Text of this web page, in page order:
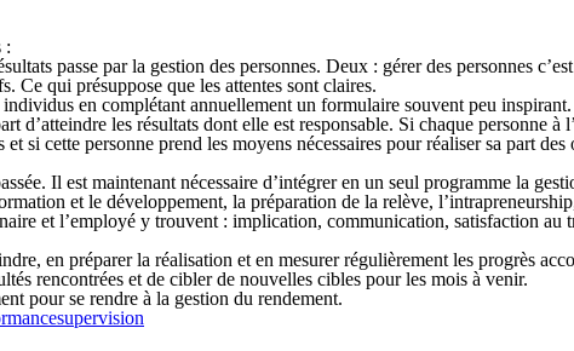
:
passe par la gestion des personnes. Deux : gérer des personnes
Ce qui présuppose que les attentes sont claires.
en complétant annuellement un formulaire souvent peu
d’atteindre les résultats dont elle est responsable. Si chaque personne
et si cette personne prend les moyens nécessaires pour réaliser sa part
Il est maintenant nécessaire d’intégrer en un seul programme la
et le développement, la préparation de la relève,
et l’employé y trouvent : implication, communication, satisfaction
en préparer la réalisation et en mesurer régulièrement les progrès
rencontrées et de cibler de nouvelles cibles pour les mois à venir.
pour se rendre à la gestion du rendement.
supervision